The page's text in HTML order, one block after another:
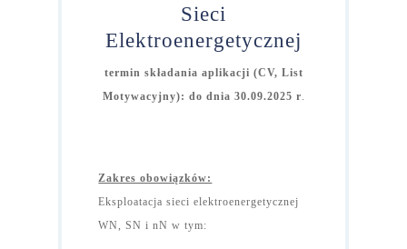
Sieci
Elektroenergetycznej
termin składania aplikacji (CV, List
Motywacyjny): do dnia 30.09.2025 r
Zakres obowiązków:
Eksploatacja sieci elektroenergetycznej
WN, SN i nN w tym: